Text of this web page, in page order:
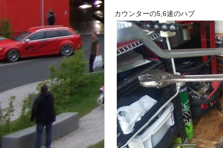
カウンターの5,6速のハブ